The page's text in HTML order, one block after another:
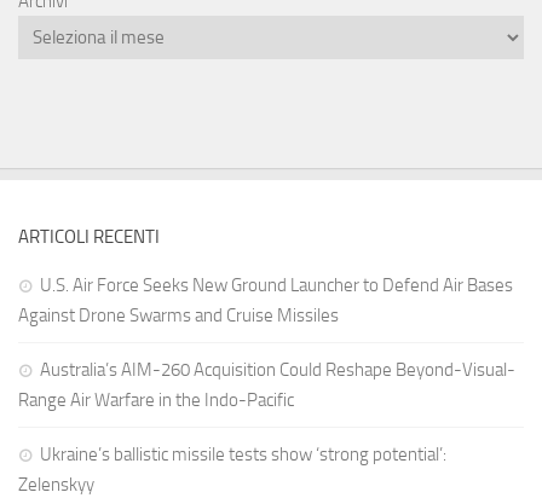
ARTICOLI RECENTI
U.S. Air Force Seeks New Ground Launcher to Defend Air Bases
Against Drone Swarms and Cruise Missiles
Australia’s AIM-260 Acquisition Could Reshape Beyond-Visual-
Range Air Warfare in the Indo-Pacific
Ukraine’s ballistic missile tests show ‘strong potential’:
Zelenskyy